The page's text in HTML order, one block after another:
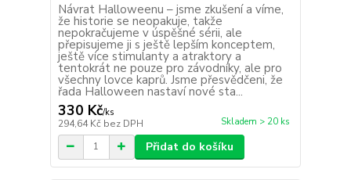
Návrat Halloweenu – jsme zkušení a víme,
že historie se neopakuje, takže
nepokračujeme v úspěšné sérii, ale
přepisujeme ji s ještě lepším konceptem,
ještě více stimulanty a atraktory a
tentokrát ne pouze pro závodníky, ale pro
všechny lovce kaprů. Jsme přesvědčeni, že
řada Halloween nastaví nové sta...
330 Kč/ks
294,64 Kč bez DPH Skladem > 20 ks
Přidat do košíku